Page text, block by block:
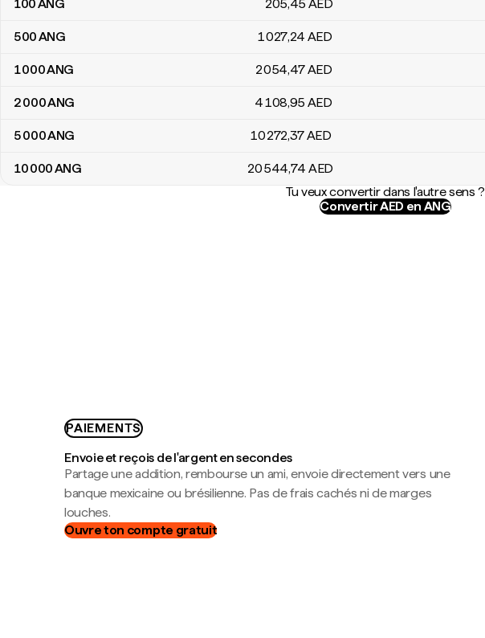
100ANG 205,45 AED
500ANG 1 027,24 AED
1 000ANG 2 054,47AED
2 000ANG 4 108,95 AED
5 000ANG 10 272,37AED
10 000ANG 20 544,74 AED
Tu veux convertir dans l'autre sens ?
Convertir AED en ANG
PAIEMENTS
Envoie et reçois de l'argent en secondes
Partage une addition, rembourse un ami, envoie directement vers une
banque mexicaine ou brésilienne. Pas de frais cachés ni de marges
louches.
Ouvre ton compte gratuit